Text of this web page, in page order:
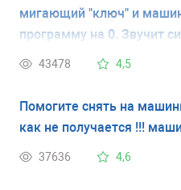
мигающий "ключ" и
программу на 0. Звучит
этого машинка работала
43478 4,5
Помогите снять на
как не получается !!!
37636 4,6